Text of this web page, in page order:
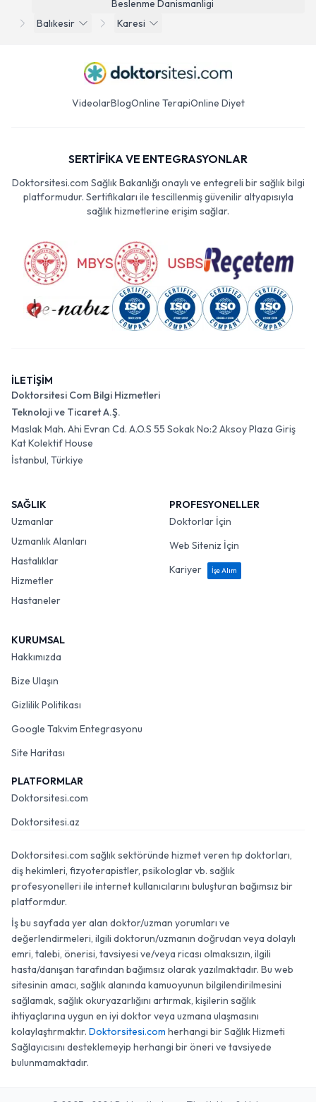
Beslenme Danismanligi
Balıkesir
Karesi
VideolarBlogOnline TerapiOnline Diyet
SERTİFİKA VE ENTEGRASYONLAR
Doktorsitesi.com Sağlık Bakanlığı onaylı ve entegreli bir sağlık bilgi
platformudur. Sertifikaları ile tescillenmiş güvenilir altyapısıyla
sağlık hizmetlerine erişim sağlar.
İLETİŞİM
Doktorsitesi Com Bilgi Hizmetleri
Teknoloji ve Ticaret A.Ş.
Maslak Mah. Ahi Evran Cd. A.O.S 55 Sokak No:2 Aksoy Plaza Giriş
Kat Kolektif House
İstanbul, Türkiye
SAĞLIK
Uzmanlar
Uzmanlık Alanları
Hastalıklar
Hizmetler
Hastaneler
PROFESYONELLER
Doktorlar İçin
Web Siteniz İçin
Kariyer
İşe Alım
KURUMSAL
Hakkımızda
Bize Ulaşın
Gizlilik Politikası
Google Takvim Entegrasyonu
Site Haritası
PLATFORMLAR
Doktorsitesi.com
Doktorsitesi.az
Doktorsitesi.com sağlık sektöründe hizmet veren tıp doktorları,
diş hekimleri, fizyoterapistler, psikologlar vb. sağlık
profesyonelleri ile internet kullanıcılarını buluşturan bağımsız bir
platformdur.
İş bu sayfada yer alan doktor/uzman yorumları ve
değerlendirmeleri, ilgili doktorun/uzmanın doğrudan veya dolaylı
emri, talebi, önerisi, tavsiyesi ve/veya ricası olmaksızın, ilgili
hasta/danışan tarafından bağımsız olarak yazılmaktadır. Bu web
sitesinin amacı, sağlık alanında kamuoyunun bilgilendirilmesini
sağlamak, sağlık okuryazarlığını artırmak, kişilerin sağlık
ihtiyaçlarına uygun en iyi doktor veya uzmana ulaşmasını
kolaylaştırmaktır. Doktorsitesi.com herhangi bir Sağlık Hizmeti
Sağlayıcısını desteklemeyip herhangi bir öneri ve tavsiyede
bulunmamaktadır.